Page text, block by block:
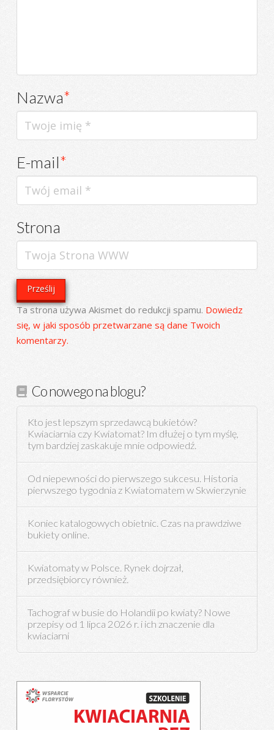
Nazwa*
E-mail*
Strona
Ta strona używa Akismet do redukcji spamu. Dowiedz
się, w jaki sposób przetwarzane są dane Twoich
komentarzy.
Co nowego na blogu?
Kto jest lepszym sprzedawcą bukietów?
Kwiaciarnia czy Kwiatomat? Im dłużej o tym myślę,
tym bardziej zaskakuje mnie odpowiedź.
Od niepewności do pierwszego sukcesu. Historia
pierwszego tygodnia z Kwiatomatem w Skwierzynie
Koniec katalogowych obietnic. Czas na prawdziwe
bukiety online.
Kwiatomaty w Polsce. Rynek dojrzał,
przedsiębiorcy również.
Tachograf w busie do Holandii po kwiaty? Nowe
przepisy od 1 lipca 2026 r. i ich znaczenie dla
kwiaciarni